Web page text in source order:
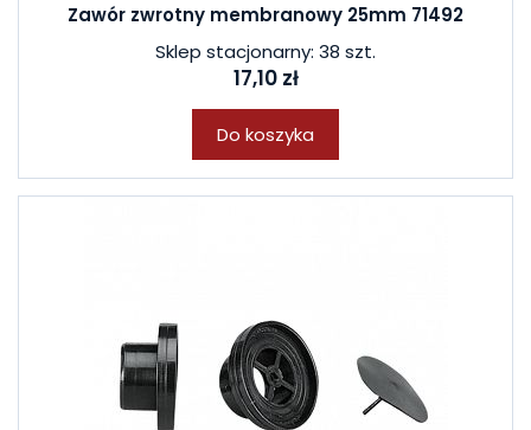
Zawór zwrotny membranowy 25mm 71492
Sklep stacjonarny: 38 szt.
17,10 zł
Do koszyka